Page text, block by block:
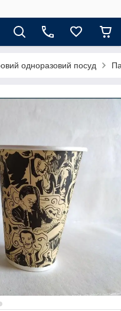
одноразовий посуд